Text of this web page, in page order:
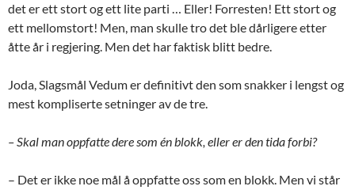
det er ett stort og ett lite parti … Eller! Forresten! Ett stort og
ett mellomstort! Men, man skulle tro det ble dårligere etter
åtte år i regjering. Men det har faktisk blitt bedre.
Joda, Slagsmål Vedum er definitivt den som snakker i lengst og
mest kompliserte setninger av de tre.
– Skal man oppfatte dere som én blokk, eller er den tida forbi?
– Det er ikke noe mål å oppfatte oss som en blokk. Men vi står